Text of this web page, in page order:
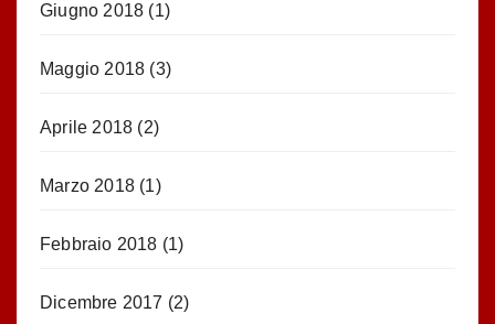
Giugno 2018 (1)
Maggio 2018 (3)
Aprile 2018 (2)
Marzo 2018 (1)
Febbraio 2018 (1)
Dicembre 2017 (2)